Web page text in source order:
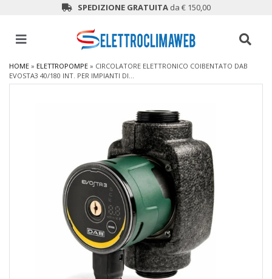
SPEDIZIONE GRATUITAda € 150,00
HOME » ELETTROPOMPE » CIRCOLATORE ELETTRONICO COIBENTATO DAB
EVOSTA3 40/180 INT. PER IMPIANTI DI...